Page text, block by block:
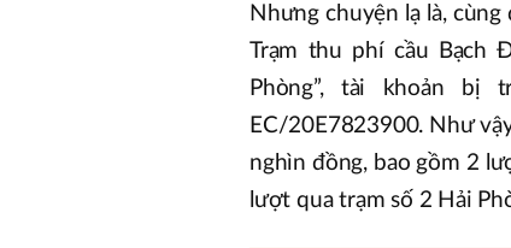
Nhưng chuyện lạ là,
Trạm thu phí cầu Bạch
Phòng”, tài khoản bị
EC/20E7823900. Như
nghìn đồng, bao gồm 2
lượt qua trạm số 2 Hải